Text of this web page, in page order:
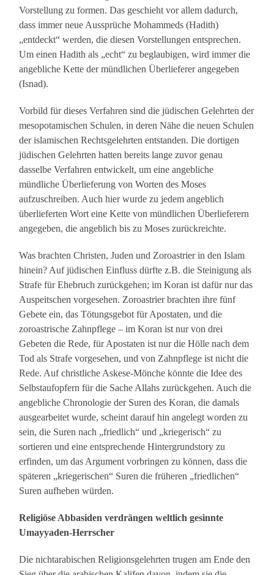
Vorstellung zu formen. Das geschieht vor allem dadurch,
dass immer neue Aussprüche Mohammeds (Hadith)
„entdeckt“ werden, die diesen Vorstellungen entsprechen.
Um einen Hadith als „echt“ zu beglaubigen, wird immer die
angebliche Kette der mündlichen Überlieferer angegeben
(Isnad).
Vorbild für dieses Verfahren sind die jüdischen Gelehrten der
mesopotamischen Schulen, in deren Nähe die neuen Schulen
der islamischen Rechtsgelehrten entstanden. Die dortigen
jüdischen Gelehrten hatten bereits lange zuvor genau
dasselbe Verfahren entwickelt, um eine angebliche
mündliche Überlieferung von Worten des Moses
aufzuschreiben. Auch hier wurde zu jedem angeblich
überlieferten Wort eine Kette von mündlichen Überlieferern
angegeben, die angeblich bis zu Moses zurückreichte.
Was brachten Christen, Juden und Zoroastrier in den Islam
hinein? Auf jüdischen Einfluss dürfte z.B. die Steinigung als
Strafe für Ehebruch zurückgehen; im Koran ist dafür nur das
Auspeitschen vorgesehen. Zoroastrier brachten ihre fünf
Gebete ein, das Tötungsgebot für Apostaten, und die
zoroastrische Zahnpflege – im Koran ist nur von drei
Gebeten die Rede, für Apostaten ist nur die Hölle nach dem
Tod als Strafe vorgesehen, und von Zahnpflege ist nicht die
Rede. Auf christliche Askese-Mönche könnte die Idee des
Selbstaufopfern für die Sache Allahs zurückgehen. Auch die
angebliche Chronologie der Suren des Koran, die damals
ausgearbeitet wurde, scheint darauf hin angelegt worden zu
sein, die Suren nach „friedlich“ und „kriegerisch“ zu
sortieren und eine entsprechende Hintergrundstory zu
erfinden, um das Argument vorbringen zu können, dass die
späteren „kriegerischen“ Suren die früheren „friedlichen“
Suren aufheben würden.
Religiöse Abbasiden verdrängen weltlich gesinnte
Umayyaden-Herrscher
Die nichtarabischen Religionsgelehrten trugen am Ende den